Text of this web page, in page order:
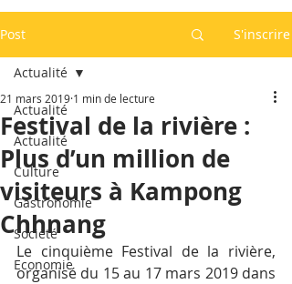
Post S'inscrire
Actualité
Actualité
Culture
Gastronomie
Société
Economie
Actualité
Festival de la rivière :
Plus d’un million de
visiteurs à Kampong
Chhnang
21 mars 2019 1 min de lecture
Le cinquième Festival de la rivière,
organisé du 15 au 17 mars 2019 dans